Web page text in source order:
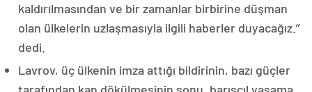
kaldırılmasından ve bir zamanlar birbirine düşman
olan ülkelerin uzlaşmasıyla ilgili haberler duyacağız.”
dedi.
Lavrov, üç ülkenin imza attığı bildirinin, bazı güçler